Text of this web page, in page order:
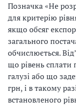
Позначка «Не
для критерію
якщо обсяг
загального
обчислюється.
що рівень сплати
галузі або що
грн, і в такому
встановленого